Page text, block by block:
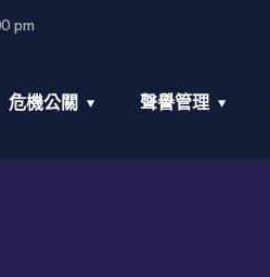
pm
危機公關 聲譽管理